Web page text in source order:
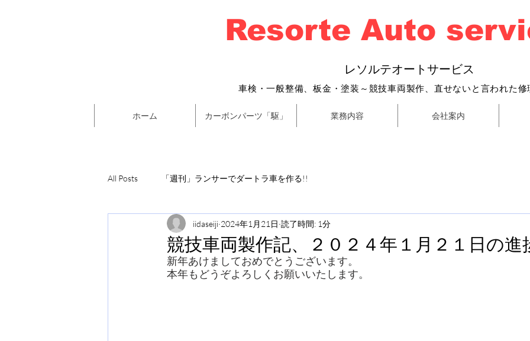
Resorte Auto
レソルテオートサービス
車検・一般整備、 板金・塗装～ 競技車両製作、直せないと言われた修
ホーム カーボンパーツ「駆」 業務内容 会社案内
All Posts 「週刊」ランサーでダートラ車を作る!!
競技車両製作記、２０２４年１月２１日の進
iidaseiji 2024年1月21日 読了時間: 1分
新年あけましておめでとうございます。
本年もどうぞよろしくお願いいたします。